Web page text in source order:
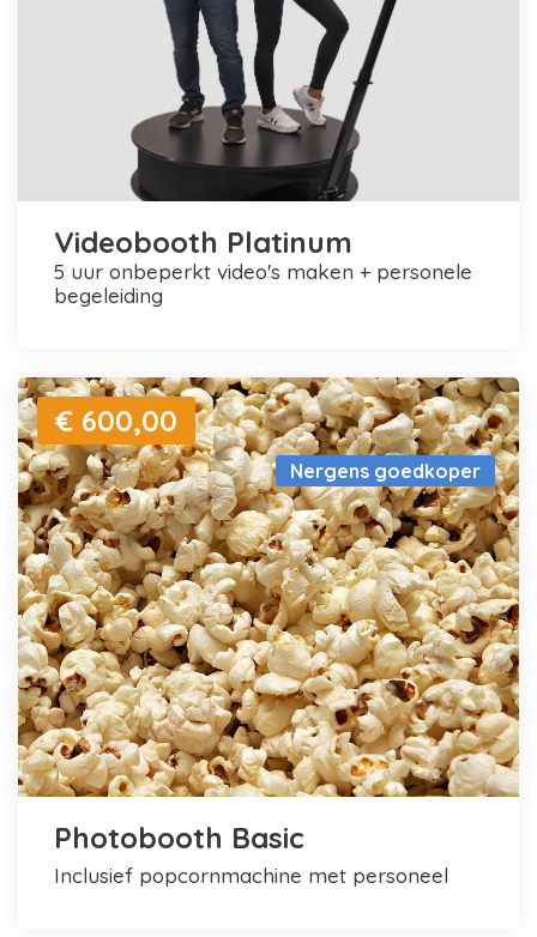
Videobooth Platinum
5 uur onbeperkt video's maken + personele
begeleiding
Nergens goedkoper
€ 600,00
Photobooth Basic
inclusief popcornmachine met personeel